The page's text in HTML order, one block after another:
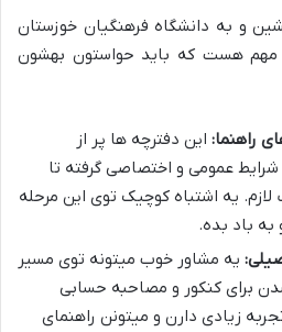
و به دانشگاه فرهنگیان خوزستان
مهم هست که باید حواستون بهشون
راهنما: این دفترچه ها پر از
عمومی و اختصاصی گرفته تا
یه اشتباه کوچیک توی این مرحله
به باد بده.
یه مشاور خوب میتونه توی مسیر
برای کنکور و مصاحبه حسابی
زیادی دارن و میتونن راهنمای